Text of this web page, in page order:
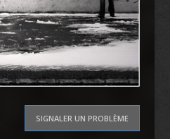
SIGNALER UN PROBLÈME